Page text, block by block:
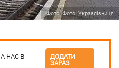
Фото: Фото: Укрзалізниця
НАС В ДОДАТИ
ЗАРАЗ